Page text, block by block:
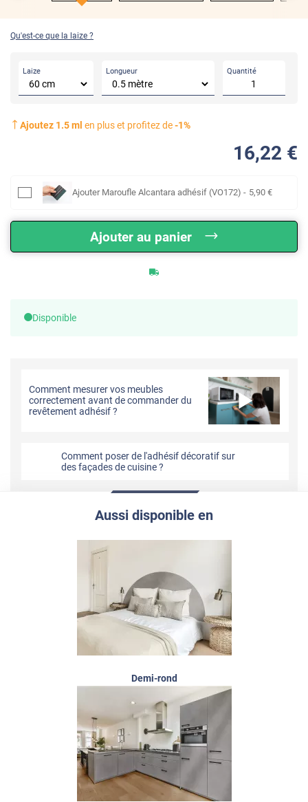
Qu'est-ce que la laize ?
Laize Longueur Quantité
Ajoutez 1.5ml en plus et profitez de-1%
16,22 €
Ajouter Maroufle Alcantara adhésif (VO172) - 5,90 €
Ajouter au panier
Disponible
Comment mesurer vos meubles
correctement avant de commander du
revêtement adhésif ?
Comment poser de l'adhésif décoratif sur
des façades de cuisine ?
Aussi disponible en
Demi-rond